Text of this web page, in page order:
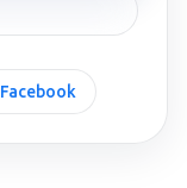
Facebook